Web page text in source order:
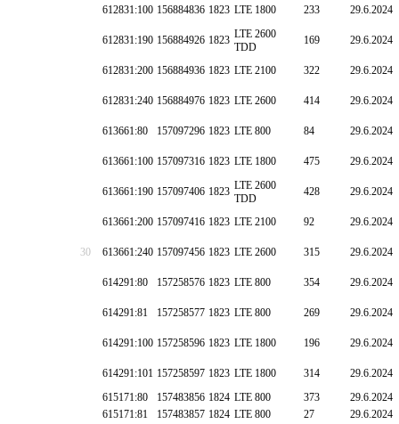
612831:100 156884836 1823 LTE 1800 233 29.6.2024
612831:190 156884926 1823 LTE 2600
TDD
169 29.6.2024
612831:200 156884936 1823 LTE 2100 322 29.6.2024
612831:240 156884976 1823 LTE 2600 414 29.6.2024
613661:80 157097296 1823 LTE 800 84 29.6.2024
613661:100 157097316 1823 LTE 1800 475 29.6.2024
613661:190 157097406 1823 LTE 2600
TDD
428 29.6.2024
613661:200 157097416 1823 LTE 2100 92 29.6.2024
30 613661:240 157097456 1823 LTE 2600 315 29.6.2024
614291:80 157258576 1823 LTE 800 354 29.6.2024
614291:81 157258577 1823 LTE 800 269 29.6.2024
614291:100 157258596 1823 LTE 1800 196 29.6.2024
614291:101 157258597 1823 LTE 1800 314
29.6.2024
615171:80
157483856 1824 LTE 800 373
29.6.2024
615171:81
157483857 1824 LTE 800 27
29.6.2024